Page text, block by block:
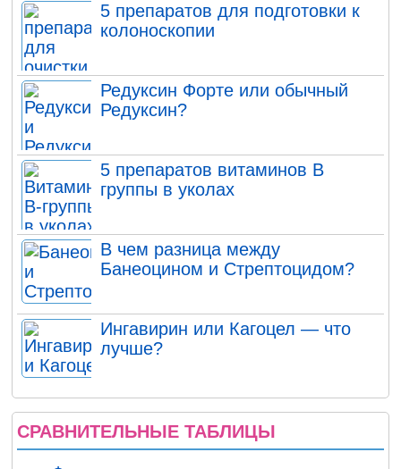
5 препаратов для подготовки к
колоноскопии
Редуксин Форте или обычный
Редуксин?
5 препаратов витаминов В
группы в уколах
В чем разница между
Банеоцином и Стрептоцидом?
Ингавирин или Кагоцел — что
лучше?
СРАВНИТЕЛЬНЫЕ ТАБЛИЦЫ